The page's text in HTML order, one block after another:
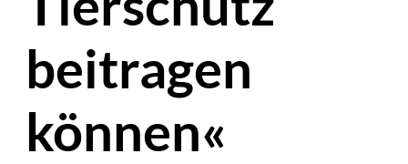
beitragen
können«